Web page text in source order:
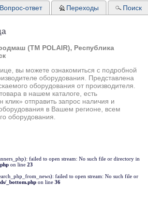
(TM POLAIR), Республика
вы можете ознакомиться с подробной
оборудования. Представлена
оборудования от производителя.
в нашем каталоге, есть
клик» отправить запрос наличия и
в Вашем регионе, всем
оборудования.
Вопрос-ответ Переходы Поиск
failed to open stream: No such file or directory in
on line 23
failed to open stream: No such file or
_bottom.php on line 36